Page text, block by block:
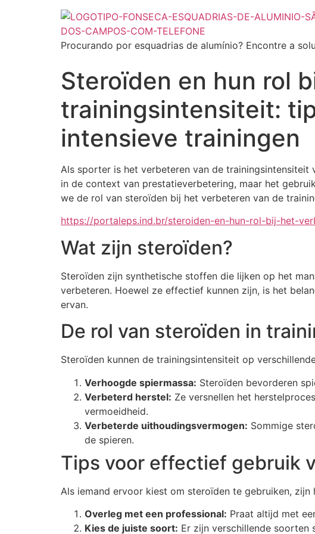
Procurando por esquadrias de alumínio? Encontre a
Steroïden en hun rol
trainingsintensiteit:
intensieve trainingen
Als sporter is het verbeteren van de
in de context van prestatieverbetering, maar het
we de rol van steroïden bij het verbeteren van de
https://portaleps.ind.br/steroiden-en-hun-rol-bij-het-
Wat zijn steroïden?
Steroïden zijn synthetische stoffen die lijken op het
verbeteren. Hoewel ze effectief kunnen zijn, is het
ervan.
De rol van steroïden in
Steroïden kunnen de trainingsintensiteit op
Verhoogde spiermassa: Steroïden bevorderen
Verbeterd herstel: Ze versnellen het
vermoeidheid.
Verbeterde uithoudingsvermogen: Sommige
de spieren.
Tips voor effectief gebruik
Als iemand ervoor kiest om steroïden te gebruiken, zijn
Overleg met een professional: Praat altijd met
Kies de juiste soort: Er zijn verschillende soorten